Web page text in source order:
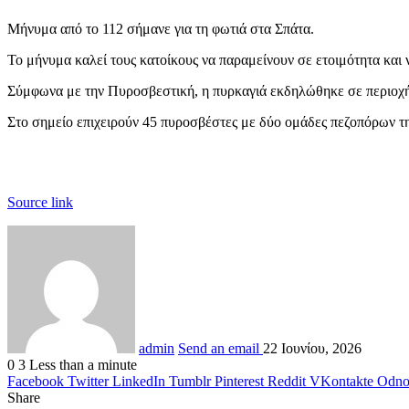
Μήνυμα από το 112 σήμανε για τη φωτιά στα Σπάτα.
To μήνυμα καλεί τους κατοίκους να παραμείνουν σε ετοιμότητα
Σύμφωνα με την Πυροσβεστική, η πυρκαγιά εκδηλώθηκε σε
Στο σημείο επιχειρούν 45 πυροσβέστες με δύο ομάδες
Source link
admin Send an email 22 Ιουνίου, 2026
0 3 Less than a minute
Facebook Twitter LinkedIn Tumblr Pinterest Reddit VKontakte
Share